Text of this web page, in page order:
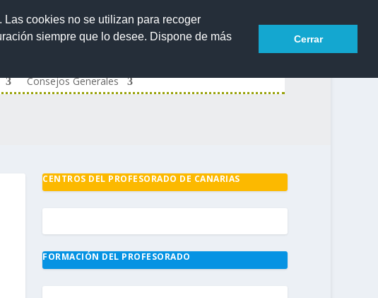
cookies no se utilizan para recoger
siempre que lo desee. Dispone de más
Cerrar
Consejos Generales
CENTROS DEL PROFESORADO DE CANARIAS
FORMACIÓN DEL PROFESORADO